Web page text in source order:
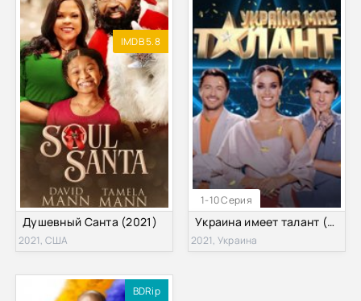
IMDB 5.8
Душевный Санта (2021)
2021, США
1-10 Серия
Украина имеет талант (2021)
2021, Украина
BDRip